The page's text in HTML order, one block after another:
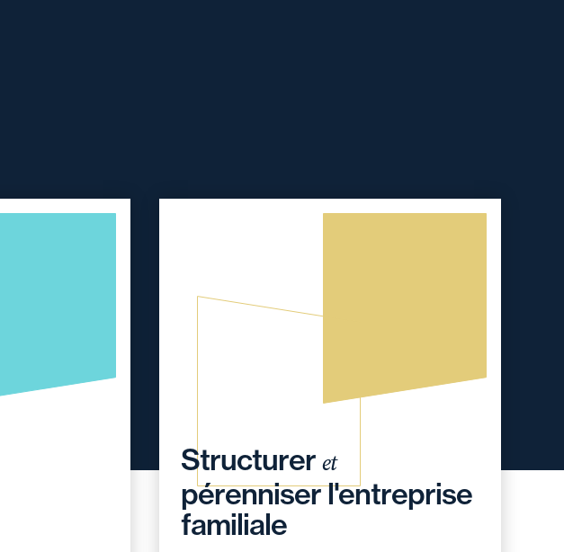
Structurer et
pérenniser l'entreprise
familiale